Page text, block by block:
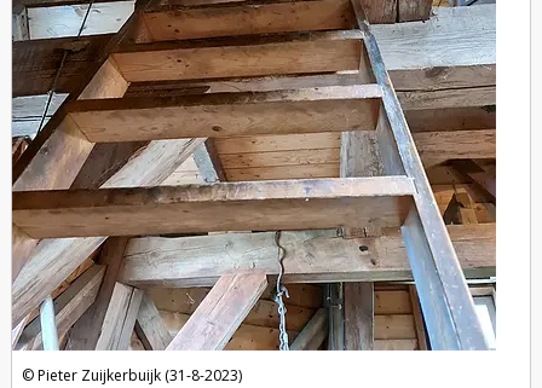
Pieter Zuijkerbuijk (31-8-2023)